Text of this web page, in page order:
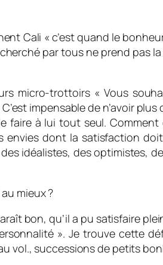
Cali « c’est quand le
par tous ne prend pas
micro-trottoirs « Vous
impensable de n’avoir
faire à lui tout seul.
dont la satisfaction
idéalistes, des optimistes,
mieux ?
bon, qu’il a pu satisfaire
». Je trouve cette
vol., successions de petits